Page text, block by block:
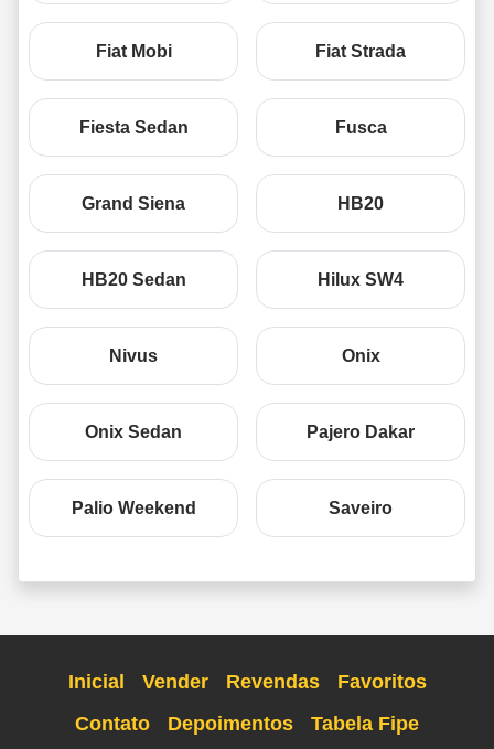
Fiat Mobi Fiat Strada
Fiesta Sedan Fusca
Grand Siena HB20
HB20 Sedan Hilux SW4
Nivus Onix
Onix Sedan Pajero Dakar
Palio Weekend Saveiro
Inicial Vender Revendas
Favoritos
Contato
Depoimentos
Tabela Fipe